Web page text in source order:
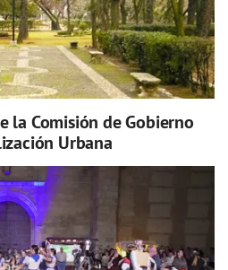
la Comisión de Gobierno
Urbana